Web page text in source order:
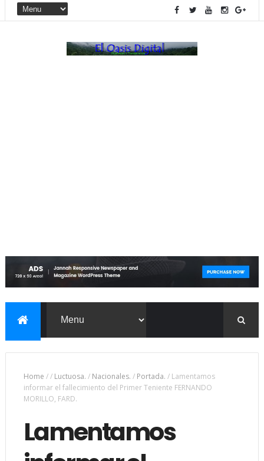
Home // Luctuosa. / Nacionales. / Portada. / Lamentamos
informar el fallecimiento del Primer Teniente FERNANDO
MORILLO, FARD.
Lamentamos